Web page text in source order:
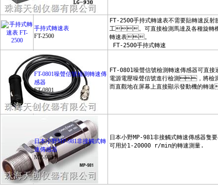
手持式轉速表
FT-2500
FT-0801噪聲信號檢測轉速傳
感器
FT-0801
日本小野MP-981非接觸式轉
速傳感器
MP-981